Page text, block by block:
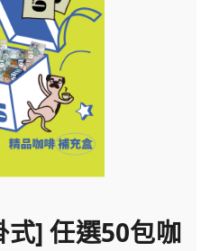
] 任選50包咖